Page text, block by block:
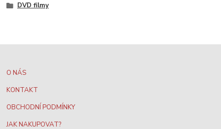
DVD filmy
O NÁS
KONTAKT
OBCHODNÍ PODMÍNKY
JAK NAKUPOVAT?